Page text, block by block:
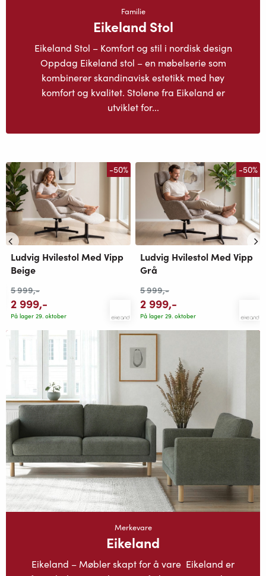
Familie
Eikeland Stol
Eikeland Stol – Komfort og stil i nordisk design
Oppdag Eikeland stol – en møbelserie som
kombinerer skandinavisk estetikk med høy
komfort og kvalitet. Stolene fra Eikeland er
utviklet for...
-50%
Ludvig Hvilestol Med Vipp
Beige
5 999,-
2 999,-
På lager 29. oktober
-50%
Ludvig Hvilestol Med Vipp
Grå
5 999,-
2 999,-
På lager 29. oktober
Merkevare
Eikeland
Eikeland – Møbler skapt for å vare Eikeland er